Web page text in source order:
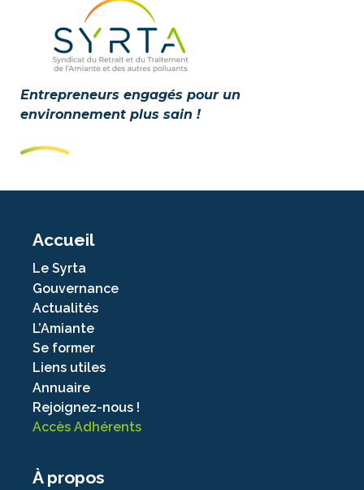
Entrepreneurs engagés pour un
environnement plus sain !
Accueil
Le Syrta
Gouvernance
Actualités
L’Amiante
Se former
Liens utiles
Annuaire
Rejoignez-nous !
Accès Adhérents
À propos